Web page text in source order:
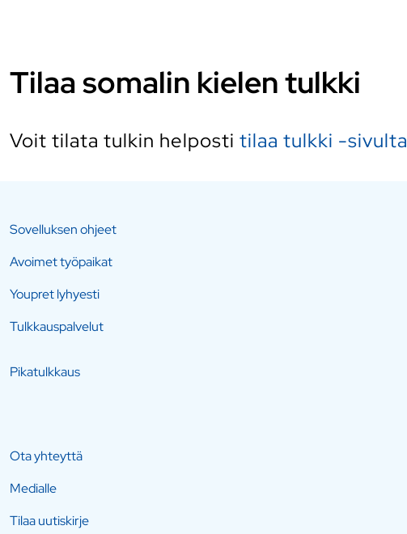
Tilaa somalin kielen tulkki
Voit tilata tulkin helposti tilaa tulkki -sivulta
Sovelluksen ohjeet
Avoimet työpaikat
Youpret lyhyesti
Tulkkauspalvelut
Pikatulkkaus
Ota yhteyttä
Medialle
Tilaa uutiskirje